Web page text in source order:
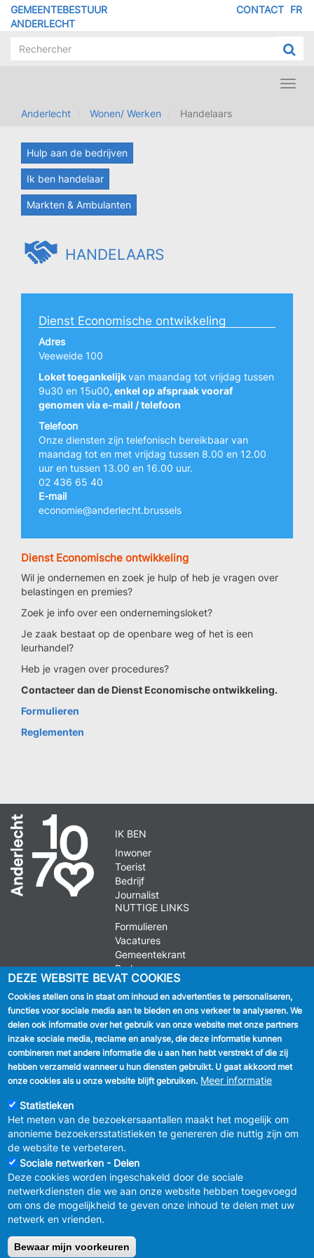
Overslaan
GEMEENTEBESTUUR
ANDERLECHT
FR
CONTACT
Anderlecht
Wonen/ Werken Handelaars
Hulp aan de bedrijven
Ik ben handelaar
Markten & Ambulanten
HANDELAARS
Dienst Economische ontwikkeling
Adres
Veeweide 100
Loket toegankelijkvan maandag tot vrijdag tussen
9u30 en 15u00, enkel op afspraak vooraf
genomen via e-mail / telefoon
Telefoon
Onze diensten zijn telefonisch bereikbaar van
maandag tot en met vrijdag tussen 8.00 en 12.00
uur en tussen 13.00 en 16.00 uur.
02 436 65 40
E-mail
economie@anderlecht.brussels
Dienst Economische ontwikkeling
Wil je ondernemen en zoek je hulp of heb je vragen over
belastingen en premies?
Zoek je info over een ondernemingsloket?
Je zaak bestaat op de openbare weg of het is een
leurhandel?
Heb je vragen over procedures?
Contacteer dan de Dienst Economische ontwikkeling.
Formulieren
Reglementen
IK BEN
Inwoner
Toerist
Bedrijf
Journalist
NUTTIGE LINKS
Formulieren
Vacatures
Gemeentekrant
Parkeren
VOLG ONS
Facebook
Linkedin
Instagram
MENU
FOOTER
LEGAL
Vertrouwelijkheid
Verbeteringsplan
van de sociale netwerken
DEZE WEBSITE BEVAT COOKIES
Cookies stellen ons in staat om inhoud en advertenties te personaliseren,
functies voor sociale media aan te bieden en ons verkeer te analyseren. We
delen ook informatie over het gebruik van onze website met onze partners
inzake sociale media, reclame en analyse, die deze informatie kunnen
combineren met andere informatie die u aan hen hebt verstrekt of die zij
hebben verzameld wanneer u hun diensten gebruikt. U gaat akkoord met
onze cookies als u onze website blijft gebruiken. Meer informatie
Statistieken
Het meten van de bezoekersaantallen maakt het mogelijk om
anonieme bezoekersstatistieken te genereren die nuttig zijn om
de website te verbeteren.
Sociale netwerken - Delen
Deze cookies worden ingeschakeld door de sociale
netwerkdiensten die we aan onze website hebben toegevoegd
om ons de mogelijkheid te geven onze inhoud te delen met uw
netwerk en vrienden.
Bewaar mijn voorkeuren